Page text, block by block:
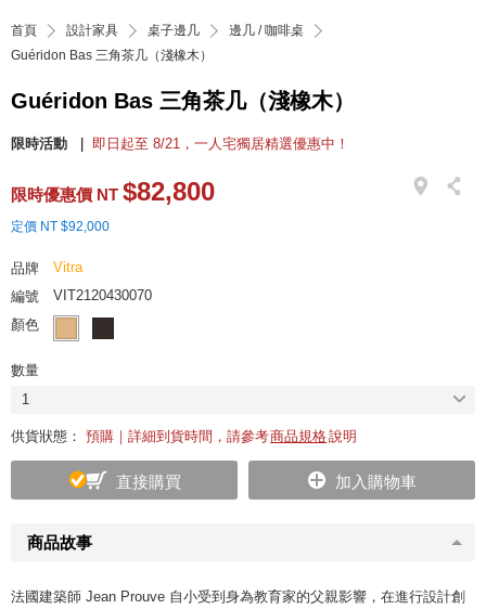
首頁 設計家具 桌子邊几
邊几 / 咖啡桌
Guéridon Bas 三角茶几（淺橡木）
Guéridon Bas 三角茶几（淺橡木）
限時活動 即日起至 8/21，一人宅獨居精選優惠中！
商品故事
法國建築師 Jean Prouve 自小受到身為教育家的父親影響，在進行設計創
限時優惠價 NT $82,800
定價 NT $92,000
品牌
Vitra
編號
VIT2120430070
顏色
數量
1
供貨狀態： 預購｜詳細到貨時間，請參考商品規格說明
直接購買 加入購物車